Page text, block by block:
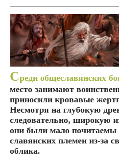
Среди общеславянских
место занимают
приносили кровавые
Несмотря на глубокую
следовательно, широкую
они были мало
славянских племен из-за
облика.